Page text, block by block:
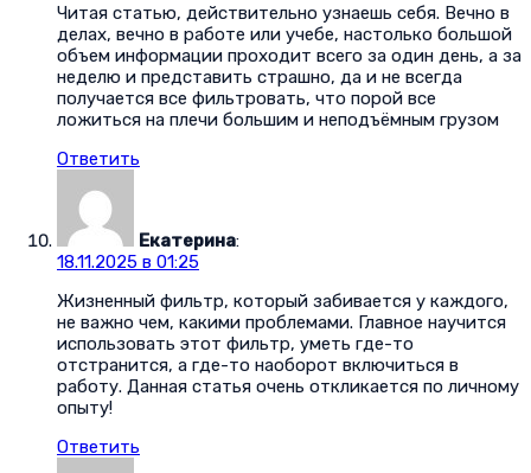
Читая статью, действительно узнаешь себя. Вечно в
делах, вечно в работе или учебе, настолько большой
объем информации проходит всего за один день, а за
неделю и представить страшно, да и не всегда
получается все фильтровать, что порой все
ложиться на плечи большим и неподъёмным грузом
Ответить
Екатерина:
18.11.2025 в 01:25
Жизненный фильтр, который забивается у каждого,
не важно чем, какими проблемами. Главное научится
использовать этот фильтр, уметь где-то
отстранится, а где-то наоборот включиться в
работу. Данная статья очень откликается по личному
опыту!
Ответить